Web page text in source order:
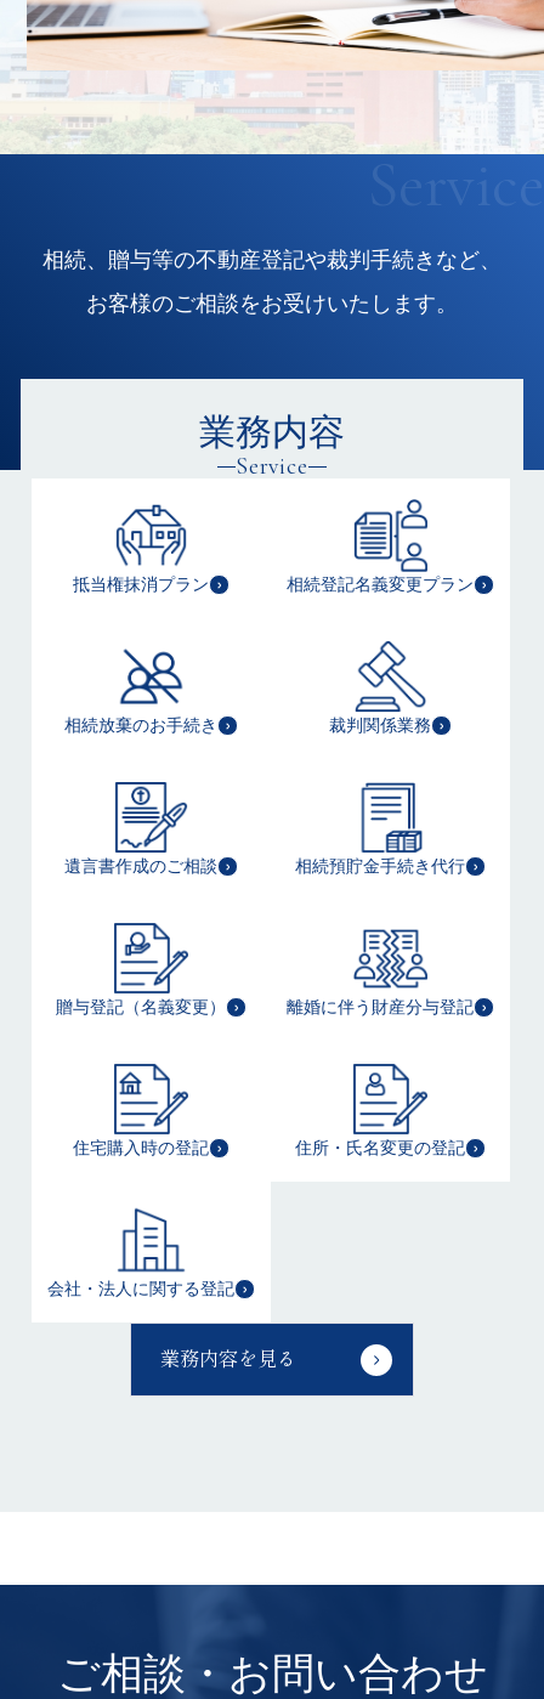
Service
相続、贈与等の不動産登記や裁判手続きなど、
お客様のご相談をお受けいたします。
業務内容
Service
抵当権抹消プラン 相続登記名義変更プラン
相続放棄のお手続き 裁判関係業務
遺言書作成のご相談 相続預貯金手続き代行
贈与登記（名義変更） 離婚に伴う財産分与登記
住宅購入時の登記 住所・氏名変更の登記
会社・法人に関する登記
業務内容を見る
ご相談・お問い合わせ